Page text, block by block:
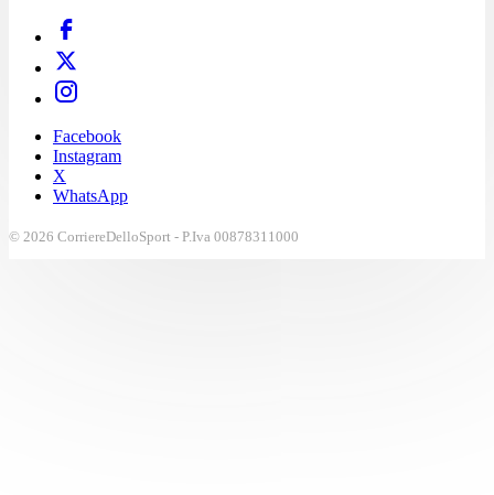
Facebook
Instagram
X
WhatsApp
© 2026 CorriereDelloSport - P.Iva 00878311000